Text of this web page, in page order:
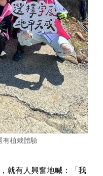
有植栽體驗
就有人興奮地喊：「我